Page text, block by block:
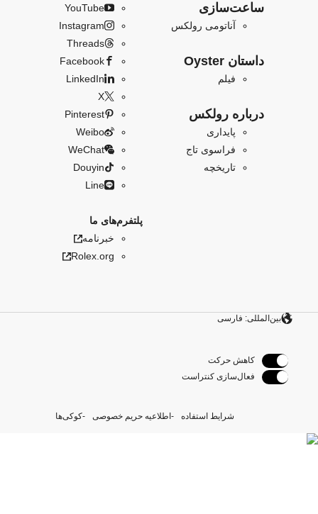
ساعت‌سازی
آناتومی رولکس
داستان Oyster
فیلم
درباره رولکس
پایداری
فراسوی تاج
تاریخچه
YouTube
Instagram
Threads
Facebook
LinkedIn
X
Pinterest
Weibo
WeChat
Douyin
Line
پلتفرم‌های ما
خبرنامه
Rolex.org
بین‌المللی: فارسی
کاهش حرکت
فعال‌سازی کنتراست
شرایط استفاده اطلاعیه حریم خصوصی کوکی‌ها